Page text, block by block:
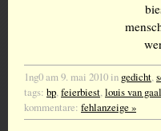
1ng0 am 9. mai 2010 in gedicht,
tags: bp,feierbiest,louis van gaal
kommentare: fehlanzeige »